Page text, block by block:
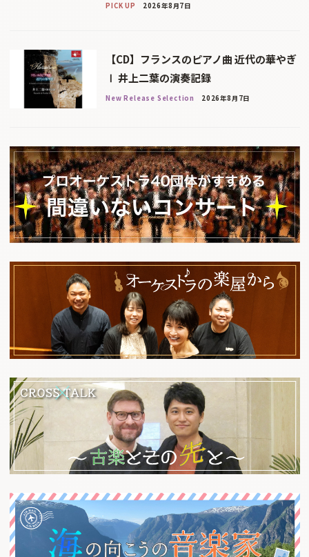
PICK UP 2026年8月7日
【CD】フランスのピアノ曲 近代の華やぎ
Ⅰ 井上二葉の演奏記録
New Release Selection 2026年8月7日